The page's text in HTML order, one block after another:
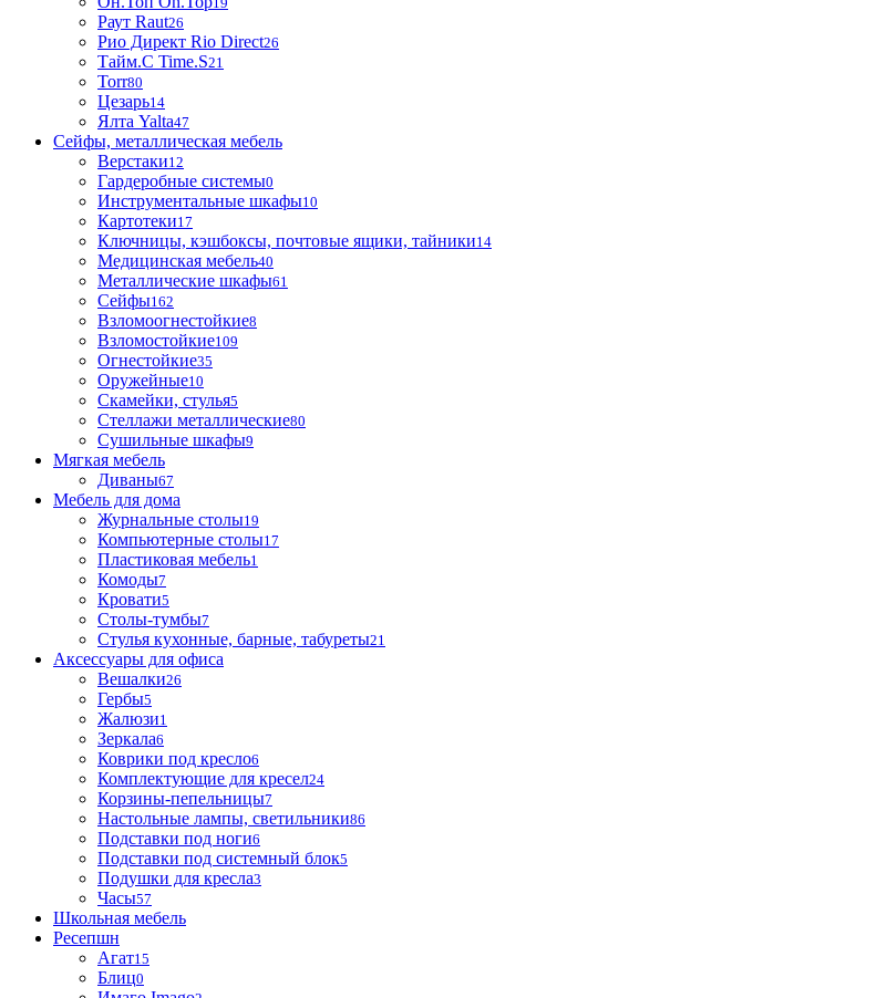
Раут Raut26
Рио Директ Rio Direct26
Тайм.С Time.S21
Torr80
Цезарь14
Ялта Yalta47
Сейфы, металлическая мебель
Верстаки12
Гардеробные системы0
Инструментальные шкафы10
Картотеки17
Ключницы, кэшбоксы, почтовые ящики, тайники14
Медицинская мебель40
Металлические шкафы61
Сейфы162
Взломоогнестойкие8
Взломостойкие109
Огнестойкие35
Оружейные10
Скамейки, стулья5
Стеллажи металлические80
Сушильные шкафы9
Мягкая мебель
Диваны67
Мебель для дома
Журнальные столы19
Компьютерные столы17
Пластиковая мебель1
Комоды7
Кровати5
Столы-тумбы7
Стулья кухонные, барные, табуреты21
Аксессуары для офиса
Вешалки26
Гербы5
Жалюзи1
Зеркала6
Коврики под кресло6
Комплектующие для кресел24
Корзины-пепельницы7
Настольные лампы, светильники86
Подставки под ноги6
Подставки под системный блок5
Подушки для кресла3
Часы57
Школьная мебель
Ресепшн
Агат15
Блиц0